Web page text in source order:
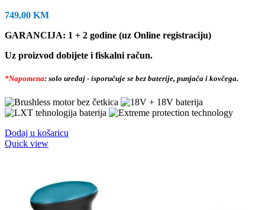
749,00 KM
GARANCIJA: 1 + 2 godine (uz Online registraciju)
Uz proizvod dobijete i fiskalni račun.
*Napomena: solo uređaj - isporučuje se bez baterije, punjača i kovčega.
Dodaj u košaricu
Quick view